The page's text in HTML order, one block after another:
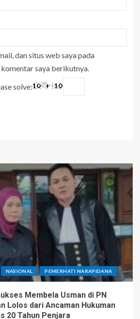
dan situs web saya pada
saya berikutnya.
solve:
NASIONAL PEMERHATI NARAPIDANA
Membela Usman di PN
Lolos dari Ancaman Hukuman
20 Tahun Penjara